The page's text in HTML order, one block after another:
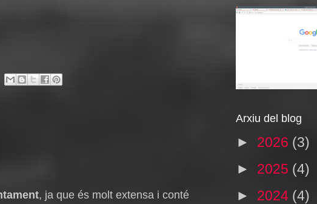
, ja que és molt extensa i conté
Arxiu del blog
► 2026 (3)
► 2025 (4)
► 2024 (4)